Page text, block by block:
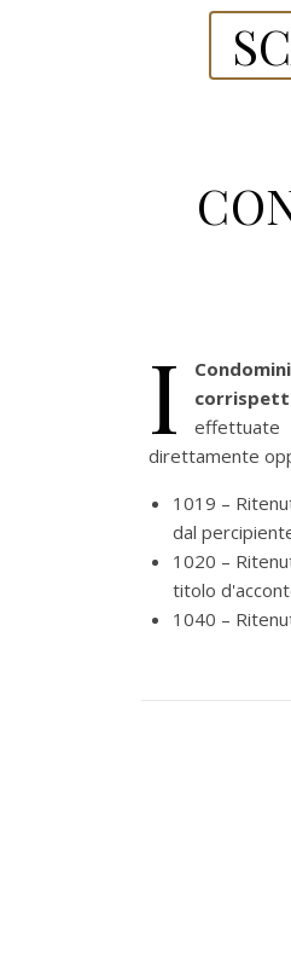
I
effettuate
direttamente
1019 –
dal
1020 –
titolo
1040 –